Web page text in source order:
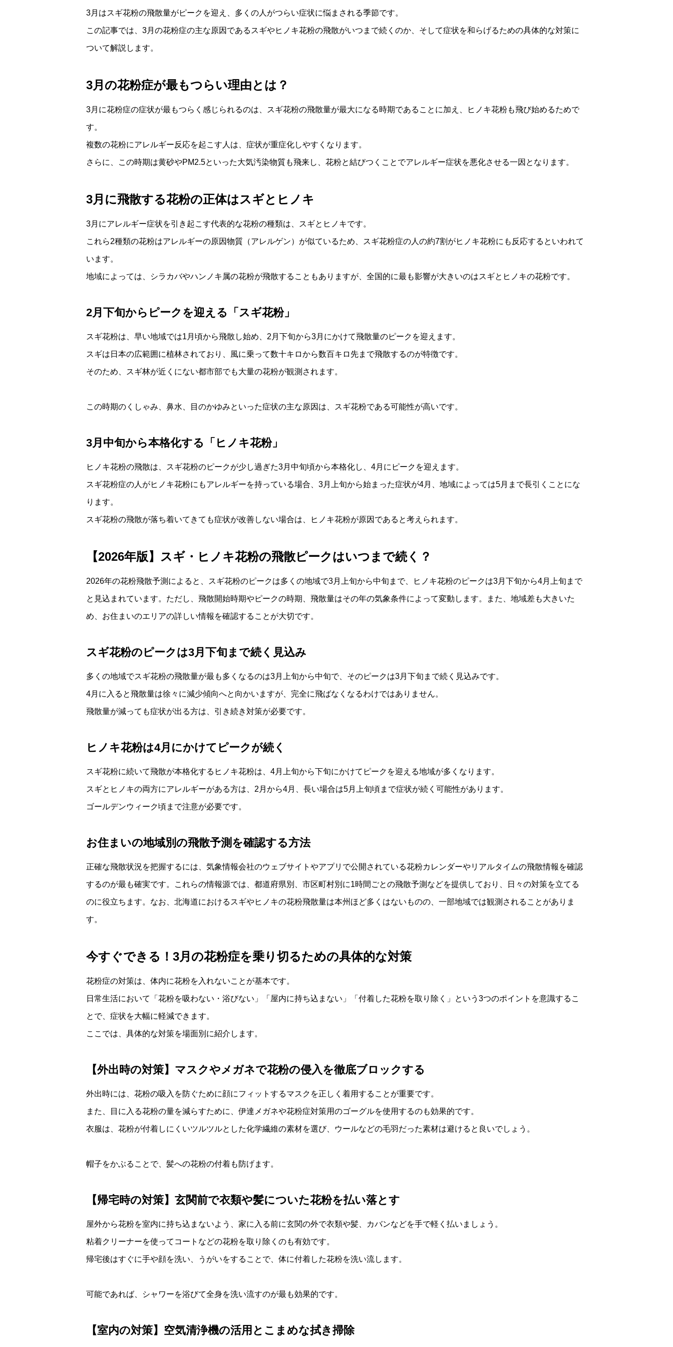
3月はスギ花粉の飛散量がピークを迎え、多くの人がつらい症状に悩まされる季節です。
この記事では、3月の花粉症の主な原因であるスギやヒノキ花粉の飛散がいつまで続くのか、そして症状を和らげるための具体的な対策に
ついて解説します。
3月の花粉症が最もつらい理由とは？
3月に花粉症の症状が最もつらく感じられるのは、スギ花粉の飛散量が最大になる時期であることに加え、ヒノキ花粉も飛び始めるためで
す。
複数の花粉にアレルギー反応を起こす人は、症状が重症化しやすくなります。
さらに、この時期は黄砂やPM2.5といった大気汚染物質も飛来し、花粉と結びつくことでアレルギー症状を悪化させる一因となります。
3月に飛散する花粉の正体はスギとヒノキ
3月にアレルギー症状を引き起こす代表的な花粉の種類は、スギとヒノキです。
これら2種類の花粉はアレルギーの原因物質（アレルゲン）が似ているため、スギ花粉症の人の約7割がヒノキ花粉にも反応するといわれて
います。
地域によっては、シラカバやハンノキ属の花粉が飛散することもありますが、全国的に最も影響が大きいのはスギとヒノキの花粉です。
2月下旬からピークを迎える「スギ花粉」
スギ花粉は、早い地域では1月頃から飛散し始め、2月下旬から3月にかけて飛散量のピークを迎えます。
スギは日本の広範囲に植林されており、風に乗って数十キロから数百キロ先まで飛散するのが特徴です。
そのため、スギ林が近くにない都市部でも大量の花粉が観測されます。
この時期のくしゃみ、鼻水、目のかゆみといった症状の主な原因は、スギ花粉である可能性が高いです。
3月中旬から本格化する「ヒノキ花粉」
ヒノキ花粉の飛散は、スギ花粉のピークが少し過ぎた3月中旬頃から本格化し、4月にピークを迎えます。
スギ花粉症の人がヒノキ花粉にもアレルギーを持っている場合、3月上旬から始まった症状が4月、地域によっては5月まで長引くことにな
ります。
スギ花粉の飛散が落ち着いてきても症状が改善しない場合は、ヒノキ花粉が原因であると考えられます。
【2026年版】スギ・ヒノキ花粉の飛散ピークはいつまで続く？
2026年の花粉飛散予測によると、スギ花粉のピークは多くの地域で3月上旬から中旬まで、ヒノキ花粉のピークは3月下旬から4月上旬まで
と見込まれています。ただし、飛散開始時期やピークの時期、飛散量はその年の気象条件によって変動します。また、地域差も大きいた
め、お住まいのエリアの詳しい情報を確認することが大切です。
スギ花粉のピークは3月下旬まで続く見込み
多くの地域でスギ花粉の飛散量が最も多くなるのは3月上旬から中旬で、そのピークは3月下旬まで続く見込みです。
4月に入ると飛散量は徐々に減少傾向へと向かいますが、完全に飛ばなくなるわけではありません。
飛散量が減っても症状が出る方は、引き続き対策が必要です。
ヒノキ花粉は4月にかけてピークが続く
スギ花粉に続いて飛散が本格化するヒノキ花粉は、4月上旬から下旬にかけてピークを迎える地域が多くなります。
スギとヒノキの両方にアレルギーがある方は、2月から4月、長い場合は5月上旬頃まで症状が続く可能性があります。
ゴールデンウィーク頃まで注意が必要です。
お住まいの地域別の飛散予測を確認する方法
正確な飛散状況を把握するには、気象情報会社のウェブサイトやアプリで公開されている花粉カレンダーやリアルタイムの飛散情報を確認
するのが最も確実です。これらの情報源では、都道府県別、市区町村別に1時間ごとの飛散予測などを提供しており、日々の対策を立てる
のに役立ちます。なお、北海道におけるスギやヒノキの花粉飛散量は本州ほど多くはないものの、一部地域では観測されることがありま
す。
今すぐできる！3月の花粉症を乗り切るための具体的な対策
花粉症の対策は、体内に花粉を入れないことが基本です。
日常生活において「花粉を吸わない・浴びない」「屋内に持ち込まない」「付着した花粉を取り除く」という3つのポイントを意識するこ
とで、症状を大幅に軽減できます。
ここでは、具体的な対策を場面別に紹介します。
【外出時の対策】マスクやメガネで花粉の侵入を徹底ブロックする
外出時には、花粉の吸入を防ぐために顔にフィットするマスクを正しく着用することが重要です。
また、目に入る花粉の量を減らすために、伊達メガネや花粉症対策用のゴーグルを使用するのも効果的です。
衣服は、花粉が付着しにくいツルツルとした化学繊維の素材を選び、ウールなどの毛羽だった素材は避けると良いでしょう。
帽子をかぶることで、髪への花粉の付着も防げます。
【帰宅時の対策】玄関前で衣類や髪についた花粉を払い落とす
屋外から花粉を室内に持ち込まないよう、家に入る前に玄関の外で衣類や髪、カバンなどを手で軽く払いましょう。
粘着クリーナーを使ってコートなどの花粉を取り除くのも有効です。
帰宅後はすぐに手や顔を洗い、うがいをすることで、体に付着した花粉を洗い流します。
可能であれば、シャワーを浴びて全身を洗い流すのが最も効果的です。
【室内の対策】空気清浄機の活用とこまめな拭き掃除